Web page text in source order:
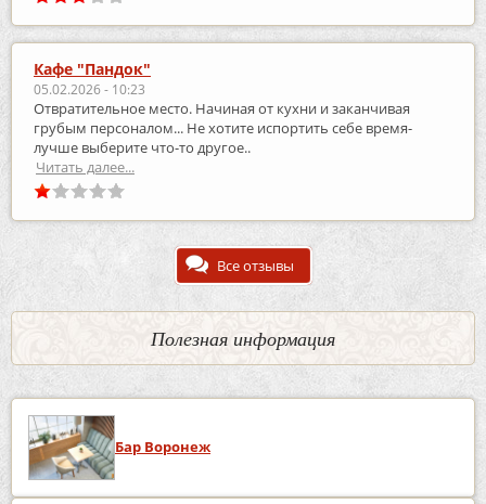
Кафе "Пандок"
05.02.2026 - 10:23
Отвратительное место. Начиная от кухни и заканчивая
грубым персоналом... Не хотите испортить себе время-
лучше выберите что-то другое..
Читать далее...
Все отзывы
Полезная информация
Бар Воронеж